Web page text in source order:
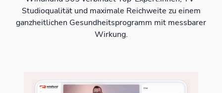
Studioqualität und maximale Reichweite zu einem
ganzheitlichen Gesundheitsprogramm mit messbarer
Wirkung.